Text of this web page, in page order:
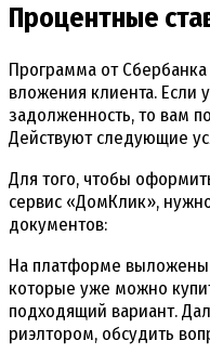
Процентные
Программа от
вложения клиента. Если
задолженность, то вам
Действуют следующие
Для того, чтобы
сервис «ДомКлик»,
документов:
На платформе
которые уже можно
подходящий вариант.
риэлтором, обсудить